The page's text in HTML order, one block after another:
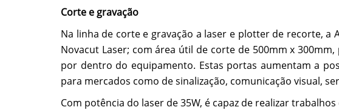
Corte e gravação
Na linha de corte e gravação a laser e plotter de recorte,
Novacut Laser; com área útil de corte de 500mm x
por dentro do equipamento. Estas portas aumentam a
para mercados como de sinalização, comunicação visual,
Com potência do laser de 35W, é capaz de realizar